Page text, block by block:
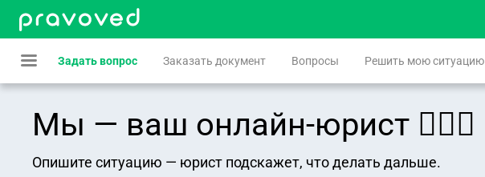
Задать вопрос Заказать документ Вопросы Решить мою ситуацию
Мы — ваш онлайн-юрист 👨🏻‍⚖️
Опишите ситуацию — юрист подскажет, что делать дальше.